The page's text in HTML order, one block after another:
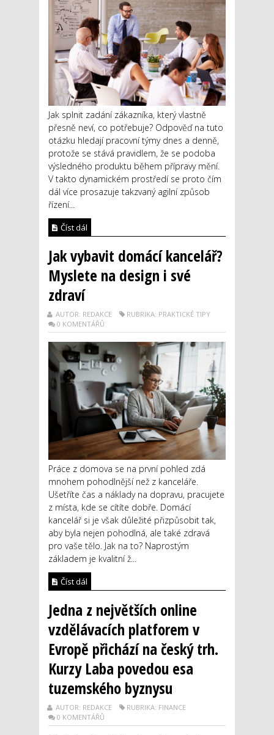
Jak splnit zadání zákazníka, který vlastně
přesně neví, co potřebuje? Odpověď na tuto
otázku hledají pracovní týmy dnes a denně,
protože se stává pravidlem, že se podoba
výsledného produktu během přípravy mění.
V takto dynamickém prostředí se proto čím
dál více prosazuje takzvaný agilní způsob
řízení...
Číst dál
Jak vybavit domácí kancelář?
Myslete na design i své
zdraví
AUTOR: REDAKCE
RUBRIKA: PRAKTICKÉ TIPY
0 KOMENTÁŘŮ
Práce z domova se na první pohled zdá
mnohem pohodlnější než z kanceláře.
Ušetříte čas a náklady na dopravu, pracujete
z místa, kde se cítíte dobře. Domácí
kancelář si je však důležité přizpůsobit tak,
aby byla nejen pohodlná, ale také zdravá
pro vaše tělo. Jak na to? Naprostým
základem je kvalitní ž...
Číst dál
Jedna z největších online
vzdělávacích platforem v
Evropě přichází na český trh.
Kurzy Laba povedou esa
tuzemského byznysu
AUTOR: REDAKCE
RUBRIKA: FINANCE
0 KOMENTÁŘŮ